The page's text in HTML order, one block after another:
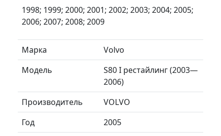
1998; 1999; 2000; 2001; 2002; 2003; 2004; 2005;
2006; 2007; 2008; 2009
Марка
Volvo
Модель
S80 I рестайлинг (2003—
2006)
Производитель
VOLVO
Год
2005